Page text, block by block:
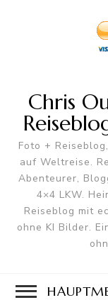
Chris
Foto +
auf Weltreise.
Abenteurer,
4×4 LKW.
Reiseblog mit
ohne KI Bilder.